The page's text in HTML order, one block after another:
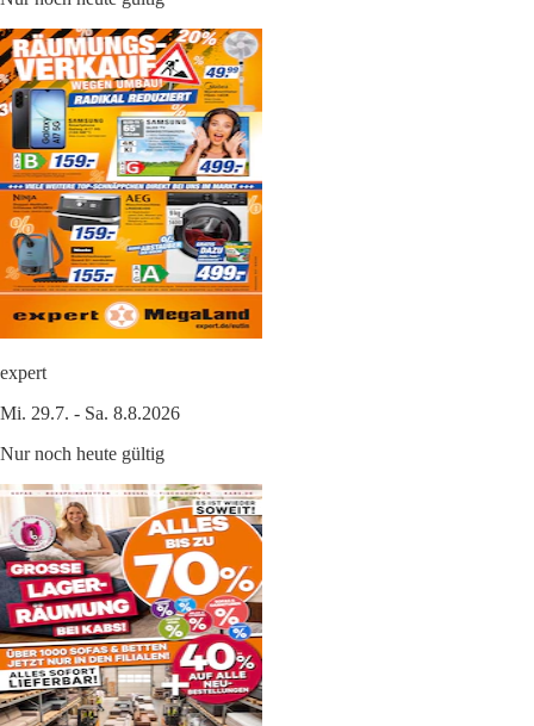
expert
Mi. 29.7. - Sa. 8.8.2026
Nur noch heute gültig